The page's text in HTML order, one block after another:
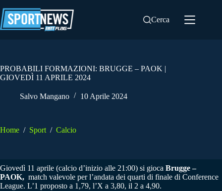
al
contenuto
Cerca
PROBABILI FORMAZIONI: BRUGGE – PAOK |
GIOVEDÌ 11 APRILE 2024
Salvo Mangano 10 Aprile 2024
Home / Sport / Calcio
Giovedì 11 aprile (calcio d’inizio alle 21:00) si gioca Brugge –
PAOK, match valevole per l’andata dei quarti di finale di Conference
League. L’1 proposto a 1,79, l’X a 3,80, il 2 a 4,90.